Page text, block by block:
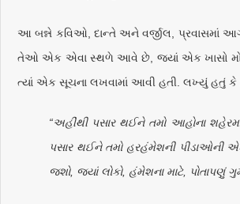
આ બન્ને કવિઓ, દાન્તે અને વર્જીલ, પ્રવાસમાં
તેઓ એક એવા સ્થળે આવે છે, જ્યાં એક ખાસો
ત્યાં એક સૂચના લખવામાં આવી હતી. લખ્યું હતું કે
“અહીંથી પસાર થઈને તમો આહોના
પસાર થઈને તમો હરહંમેશની પીડાઓની
જશો, જ્યાં લોકો, હંમેશના માટે, પોતાપણું